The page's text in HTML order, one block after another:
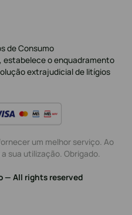
de Consumo
estabelece o enquadramento
extrajudicial de litígios
um melhor serviço. Ao
sua utilização. Obrigado.
— All rights reserved